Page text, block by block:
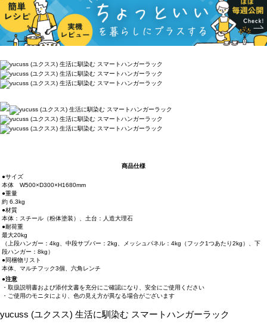
商品仕様
●サイズ
本体 W500×D300×H1680mm
●重量
約 6.3kg
●材質
本体：スチール（粉体塗装）、土台：人造大理石
●耐荷重
最大20kg
（上段ハンガー：4kg、中段サブバー：2kg、メッシュパネル：4kg（フック1つあたり2kg）、下
段ハンガー：8kg）
●同梱物リスト
本体、マルチフック3個、六角レンチ
●注意
・取扱説明書および添付文書を充分にご確認になり、安全にご使用ください
・ご使用のモニタにより、色の見え方が異なる場合がございます
yucuss (ユクスス) 生活に馴染む スマートハンガーラック